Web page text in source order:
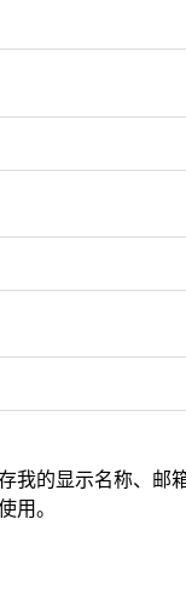
我的显示名称、邮
用。